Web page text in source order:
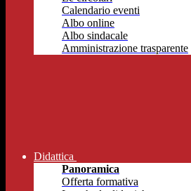
Calendario eventi
Albo online
Albo sindacale
Amministrazione trasparente
Didattica
Panoramica
Offerta formativa